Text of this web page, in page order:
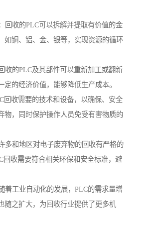
回收的PLC可以拆解并提取有价值的金
如铜、铝、金、银等，实现资源的循环
收的PLC及其部件可以重新加工或翻新
定的经济价值，能够降低生产成本。
回收需要的技术和设备，以确保、安全
物，同时保护操作人员免受有害物质的
多和地区对电子废弃物的回收有严格的
回收需要符合相关环保和安全标准，避
着工业自动化的发展，PLC的需求量增
随之扩大，为回收行业提供了更多机